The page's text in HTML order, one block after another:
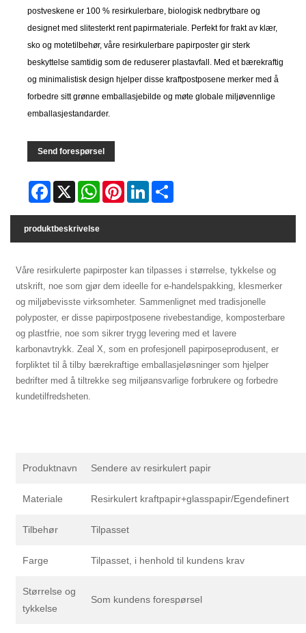
postveskene er 100 % resirkulerbare, biologisk nedbrytbare og
designet med slitesterkt rent papirmateriale. Perfekt for frakt av klær,
sko og motetilbehør, våre resirkulerbare papirposter gir sterk
beskyttelse samtidig som de reduserer plastavfall. Med et bærekraftig
og minimalistisk design hjelper disse kraftpostposene merker med å
forbedre sitt grønne emballasjebilde og møte globale miljøvennlige
emballasjestandarder.
Send forespørsel
Facebook
X WhatsAppPinterestLinkedIn
produktbeskrivelse
Våre resirkulerte papirposter kan tilpasses i størrelse, tykkelse og
utskrift, noe som gjør dem ideelle for e-handelspakking, klesmerker
og miljøbevisste virksomheter. Sammenlignet med tradisjonelle
polyposter, er disse papirpostposene rivebestandige, komposterbare
og plastfrie, noe som sikrer trygg levering med et lavere
karbonavtrykk. Zeal X, som en profesjonell papirposeprodusent, er
forpliktet til å tilby bærekraftige emballasjeløsninger som hjelper
bedrifter med å tiltrekke seg miljøansvarlige forbrukere og forbedre
kundetilfredsheten.
Produktnavn Sendere av resirkulert papir
Materiale Resirkulert kraftpapir+glasspapir/Egendefinert
Tilbehør Tilpasset
Farge Tilpasset, i henhold til kundens krav
Størrelse og
tykkelse
Som kundens forespørsel